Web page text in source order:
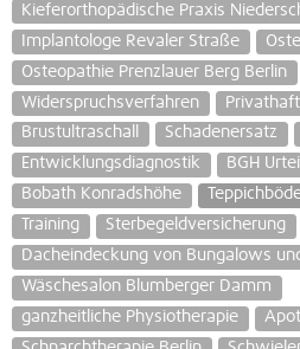
Kieferorthopädische Praxis
Implantologe Revaler Straße
Osteopathie Prenzlauer Berg Berlin
Widerspruchsverfahren
Brustultraschall
Schadenersatz
Entwicklungsdiagnostik
BGH Urteil
Bobath Konradshöhe
Training
Sterbegeldversicherung
Dacheindeckung von Bungalows
Wäschesalon Blumberger Damm
ganzheitliche Physiotherapie